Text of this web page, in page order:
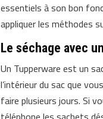
essentiels à son bon
appliquer les méthodes
Le séchage avec
Un Tupperware est un
l’intérieur du sac que
faire plusieurs jours. Si